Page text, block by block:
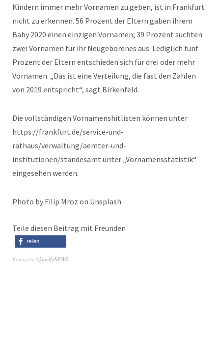
Kindern immer mehr Vornamen zu geben, ist in Frankfurt
nicht zu erkennen. 56 Prozent der Eltern gaben ihrem
Baby 2020 einen einzigen Vornamen; 39 Prozent suchten
zwei Vornamen für ihr Neugeborenes aus. Lediglich fünf
Prozent der Eltern entschieden sich für drei oder mehr
Vornamen. „Das ist eine Verteilung, die fast den Zahlen
von 2019 entspricht“, sagt Birkenfeld.
Die vollständigen Vornamenshitlisten können unter
https://frankfurt.de/service-und-
rathaus/verwaltung/aemter-und-
institutionen/standesamt unter „Vornamensstatistik“
eingesehen werden.
Photo by Filip Mroz on Unsplash
Teile diesen Beitrag mit Freunden
teilen
Kategorie AktuelleNEWS